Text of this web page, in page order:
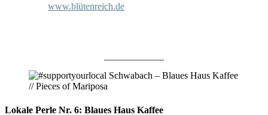
www.blütenreich.de
Lokale Perle Nr. 6: Blaues Haus Kaffee